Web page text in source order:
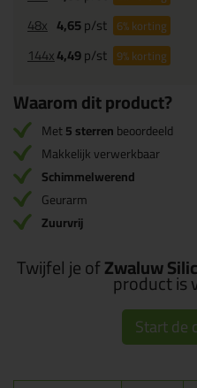
48x 4,65p/st 6%korting
144x4,49p/st 9%korting
Waarom dit product?
Met5 sterrenbeoordeeld
Makkelijk verwerkbaar
Schimmelwerend
Geurarm
Zuurvrij
Twijfel je ofZwaluw
product is
Start de